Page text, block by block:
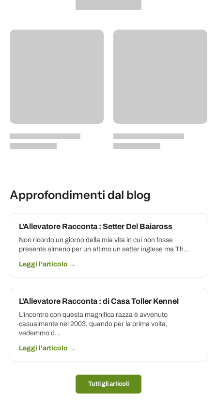
Approfondimenti dal blog
L’Allevatore Racconta : Setter Del Baiaross
Non ricordo un giorno della mia vita in cui non fosse
presente almeno per un attimo un setter inglese ma Th...
Leggi l'articolo →
L’Allevatore Racconta : di Casa Toller Kennel
L’incontro con questa magnifica razza è avvenuto
casualmente nel 2003, quando per la prima volta,
vedemmo d...
Leggi l'articolo →
Tutti gli articoli